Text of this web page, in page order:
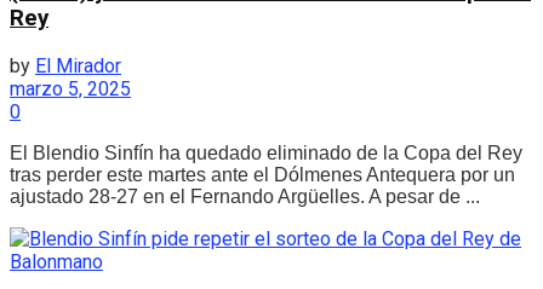
Rey
by El Mirador
marzo 5, 2025
0
El Blendio Sinfín ha quedado eliminado de la Copa del Rey
tras perder este martes ante el Dólmenes Antequera por un
ajustado 28-27 en el Fernando Argüelles. A pesar de ...